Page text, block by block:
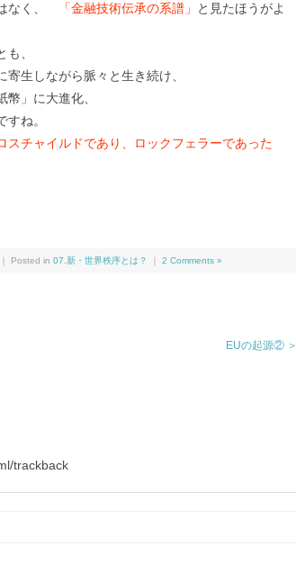
なく、
「金融技術伝承の系譜」
と見たほうがよ
、
生しながら脈々と生き続け、
」に大進化、
ね。
チャイルドであり、ロックフェラーであった
Posted in 07.新・世界秩序とは？ 2 Comments »
EUの起源② ＞
trackback